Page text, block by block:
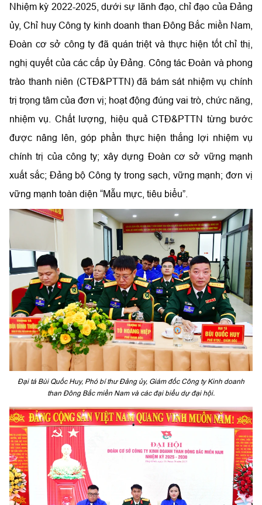
Nhiệm kỳ 2022-2025, dưới sự lãnh đạo, chỉ đạo của Đảng
ủy, Chỉ huy Công ty kinh doanh than Đông Bắc miền Nam,
Đoàn cơ sở công ty đã quán triệt và thực hiện tốt chỉ thị,
nghị quyết của các cấp ủy Đảng. Công tác Đoàn và phong
trào thanh niên (CTĐ&PTTN) đã bám sát nhiệm vụ chính
trị trọng tâm của đơn vị; hoạt động đúng vai trò, chức năng,
nhiệm vụ. Chất lượng, hiệu quả CTĐ&PTTN từng bước
được nâng lên, góp phần thực hiện thắng lợi nhiệm vụ
chính trị của công ty; xây dựng Đoàn cơ sở vững mạnh
xuất sắc; Đảng bộ Công ty trong sạch, vững mạnh; đơn vị
vững mạnh toàn diện “Mẫu mực, tiêu biểu”.
Đại tá Bùi Quốc Huy, Phó bí thư Đảng ủy, Giám đốc Công ty Kinh doanh
than Đông Bắc miền Nam và các đại biểu dự đại hội.